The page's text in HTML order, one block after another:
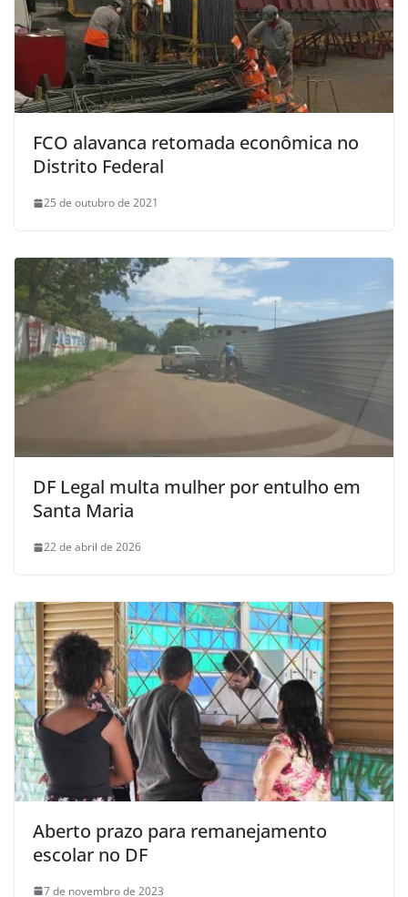
FCO alavanca retomada econômica no
Distrito Federal
25 de outubro de 2021
DF Legal multa mulher por entulho em
Santa Maria
22 de abril de 2026
Aberto prazo para remanejamento
escolar no DF
7 de novembro de 2023